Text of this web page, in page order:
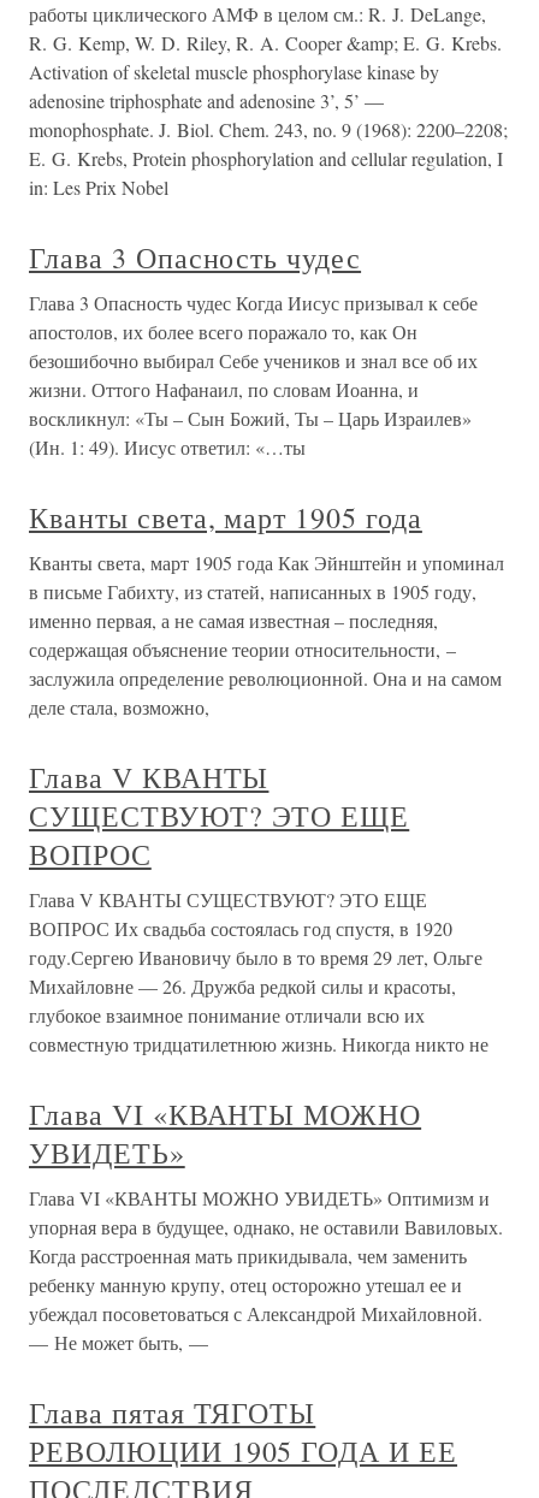
работы циклического АМФ в целом см.: R. J. DeLange,
R. G. Kemp, W. D. Riley, R. A. Cooper &amp; E. G. Krebs.
Activation of skeletal muscle phosphorylase kinase by
adenosine triphosphate and adenosine 3’, 5’ —
monophosphate. J. Biol. Chem. 243, no. 9 (1968): 2200–2208;
E. G. Krebs, Protein phosphorylation and cellular regulation, I
in: Les Prix Nobel
Глава 3 Опасность чудес
Глава 3 Опасность чудес Когда Иисус призывал к себе
апостолов, их более всего поражало то, как Он
безошибочно выбирал Себе учеников и знал все об их
жизни. Оттого Нафанаил, по словам Иоанна, и
воскликнул: «Ты – Сын Божий, Ты – Царь Израилев»
(Ин. 1: 49). Иисус ответил: «…ты
Кванты света, март 1905 года
Кванты света, март 1905 года Как Эйнштейн и упоминал
в письме Габихту, из статей, написанных в 1905 году,
именно первая, а не самая известная – последняя,
содержащая объяснение теории относительности, –
заслужила определение революционной. Она и на самом
деле стала, возможно,
Глава V КВАНТЫ
СУЩЕСТВУЮТ? ЭТО ЕЩЕ
ВОПРОС
Глава V КВАНТЫ СУЩЕСТВУЮТ? ЭТО ЕЩЕ
ВОПРОС Их свадьба состоялась год спустя, в 1920
году.Сергею Ивановичу было в то время 29 лет, Ольге
Михайловне — 26. Дружба редкой силы и красоты,
глубокое взаимное понимание отличали всю их
совместную тридцатилетнюю жизнь. Никогда никто не
Глава VI «КВАНТЫ МОЖНО
УВИДЕТЬ»
Глава VI «КВАНТЫ МОЖНО УВИДЕТЬ» Оптимизм и
упорная вера в будущее, однако, не оставили Вавиловых.
Когда расстроенная мать прикидывала, чем заменить
ребенку манную крупу, отец осторожно утешал ее и
убеждал посоветоваться с Александрой Михайловной.
— Не может быть, —
Глава пятая ТЯГОТЫ
РЕВОЛЮЦИИ 1905 ГОДА И ЕЕ
ПОСЛЕДСТВИЯ